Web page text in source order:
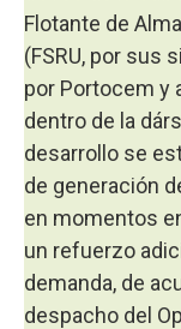
Flotante de
(FSRU, por sus
por Portocem y
dentro de la
desarrollo se
de generación
en momentos
un refuerzo
demanda, de
despacho del